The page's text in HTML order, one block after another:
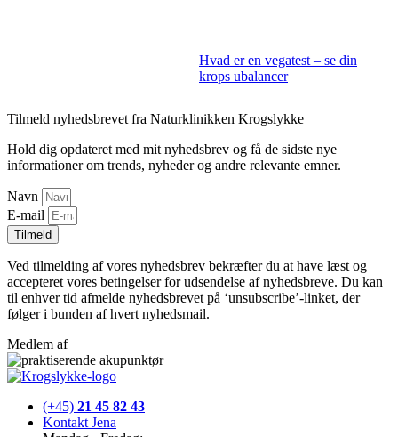
Hvad er en vegatest – se din
krops ubalancer
Tilmeld nyhedsbrevet fra Naturklinikken Krogslykke
Hold dig opdateret med mit nyhedsbrev og få de sidste nye
informationer om trends, nyheder og andre relevante emner.
Navn
E-mail
Tilmeld
Ved tilmelding af vores nyhedsbrev bekræfter du at have læst og
accepteret vores betingelser for udsendelse af nyhedsbreve. Du kan
til enhver tid afmelde nyhedsbrevet på ‘unsubscribe’-linket, der
følger i bunden af hvert nyhedsmail.
Medlem af
(+45) 21 45 82 43
Kontakt Jena